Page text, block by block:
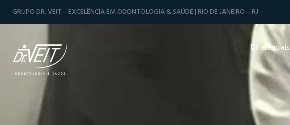
GRUPO DR. VEIT – EXCELÊNCIA EM ODONTOLOGIA & SAÚDE | RIO DE JANEIRO – RJ
Diferenciais